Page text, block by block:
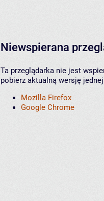
Niewspierana
Ta przeglądarka nie jest
pobierz aktualną wersję
Mozilla Firefox
Google Chrome